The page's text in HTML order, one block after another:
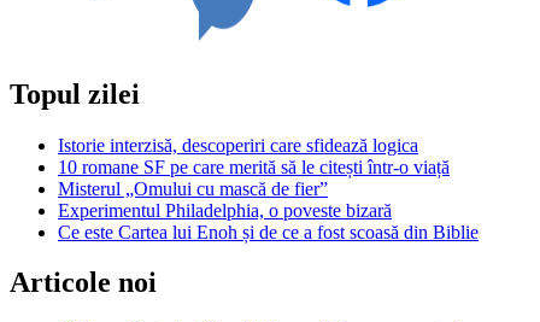
Topul zilei
Istorie interzisă, descoperiri care sfidează logica
10 romane SF pe care merită să le citești într-o viață
Misterul „Omului cu mască de fier”
Experimentul Philadelphia, o poveste bizară
Ce este Cartea lui Enoh și de ce a fost scoasă din Biblie
Articole noi